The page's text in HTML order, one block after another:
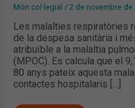
Món col·legial /2 de novembre de
Les malalties respiratòries
de la despesa sanitària i
atribuïble a la malaltia
(MPOC). Es calcula que el
80 anys pateix aquesta
contactes hospitalaris […]